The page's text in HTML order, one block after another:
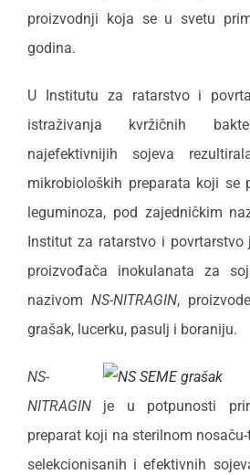
proizvodnji koja se u svetu
godina.
U Institutu za ratarstvo i
istraživanja kvržičnih
najefektivnijih sojeva
mikrobioloških preparata koji se
leguminoza, pod zajedničkim
Institut za ratarstvo i
proizvođača inokulanata za
nazivom NS-NITRAGIN,
grašak, lucerku, pasulj i boraniju.
NS-
NITRAGIN je u potpunosti
preparat koji na sterilnom
selekcionisanih i efektivnih